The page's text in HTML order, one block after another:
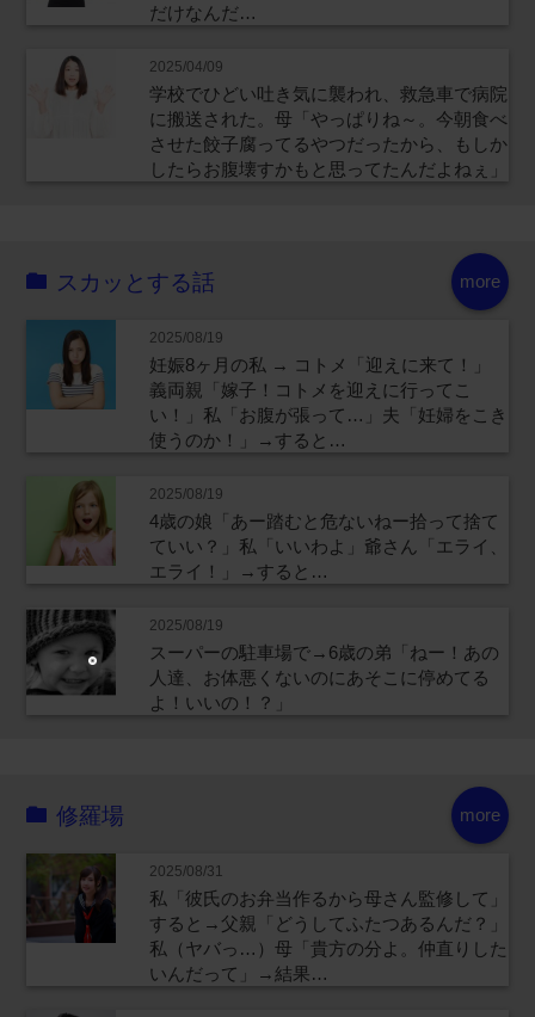
だけなんだ…
2025/04/09
学校でひどい吐き気に襲われ、救急車で病院
に搬送された。母「やっぱりね～。今朝食べ
させた餃子腐ってるやつだったから、もしか
したらお腹壊すかもと思ってたんだよねぇ」
more
スカッとする話
2025/08/19
妊娠8ヶ月の私 → コトメ「迎えに来て！」
義両親「嫁子！コトメを迎えに行ってこ
い！」私「お腹が張って…」夫「妊婦をこき
使うのか！」→すると…
2025/08/19
4歳の娘「あー踏むと危ないねー拾って捨て
ていい？」私「いいわよ」爺さん「エライ、
エライ！」→すると…
2025/08/19
スーパーの駐車場で→6歳の弟「ねー！あの
人達、お体悪くないのにあそこに停めてる
よ！いいの！？」
more
修羅場
2025/08/31
私「彼氏のお弁当作るから母さん監修して」
すると→父親「どうしてふたつあるんだ？」
私（ヤバっ…）母「貴方の分よ。仲直りした
いんだって」→結果…